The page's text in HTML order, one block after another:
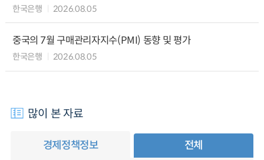
한국은행 2026.08.05
중국의 7월 구매관리자지수(PMI) 동향 및 평가
한국은행 2026.08.05
많이 본 자료
경제정책정보 전체